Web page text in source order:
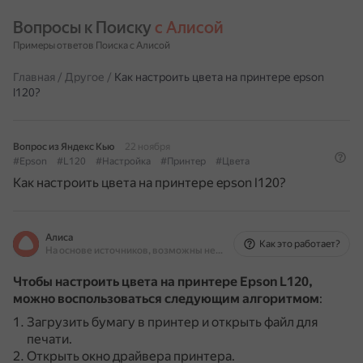
Вопросы к Поиску с Алисой
Примеры ответов Поиска с Алисой
Главная / Другое / Как настроить цвета на принтере epson
l120?
Вопрос из Яндекс Кью
22 ноября
#Epson
#L120 #Настройка #Принтер #Цвета
Как настроить цвета на принтере epson l120?
Алиса
На основе источников, возможны неточности
Как это работает?
Чтобы настроить цвета на принтере Epson L120,
можно воспользоваться следующим алгоритмом:
Загрузить бумагу в принтер и открыть файл для
печати.
Открыть окно драйвера принтера.